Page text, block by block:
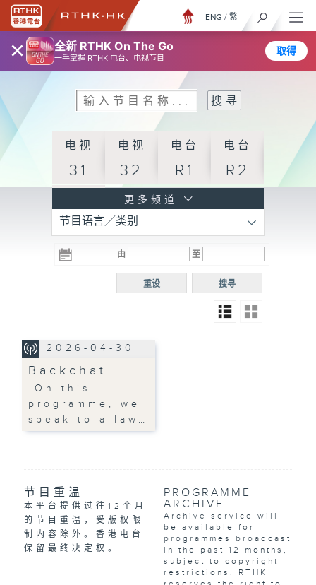
× 全新 RTHK On The Go
一手掌握 RTHK 电台、电视节目
取得
ENG / 繁
电视
31
电视
32
电台
R1
电台
R2
R3
电台 电台
R5
电台
普通
更多频道
节目语言／类别
由 至
搜寻
重设
2026-04-30
Backchat
On this
programme, we
speak to a law…
节目重温
本平台提供过往12个月
的节目重温，受版权限
制内容除外。香港电台
保留最终决定权。
PROGRAMME
ARCHIVE
Archive service will
be available for
programmes broadcast
in the past 12 months,
subject to copyright
restrictions. RTHK